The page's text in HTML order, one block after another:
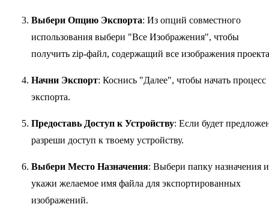
Выбери Опцию Экспорта: Из опций совместного
использования выбери "Все Изображения", чтобы
получить zip-файл, содержащий все изображения
Начни Экспорт: Коснись "Далее", чтобы начать процесс
экспорта.
Предоставь Доступ к Устройству: Если будет
разреши доступ к твоему устройству.
Выбери Место Назначения: Выбери папку назначения и
укажи желаемое имя файла для экспортированных
изображений.